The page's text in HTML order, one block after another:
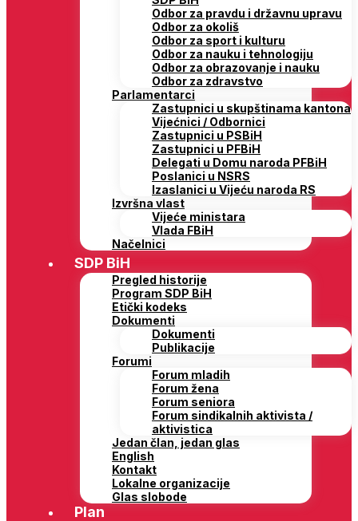
Odbor za pravdu i državnu upravu
Odbor za okoliš
Odbor za sport i kulturu
Odbor za nauku i tehnologiju
Odbor za obrazovanje i nauku
Odbor za zdravstvo
Parlamentarci
Zastupnici u skupštinama kantona
Vijećnici / Odbornici
Zastupnici u PSBiH
Zastupnici u PFBiH
Delegati u Domu naroda PFBiH
Poslanici u NSRS
Izaslanici u Vijeću naroda RS
Izvršna vlast
Vijeće ministara
Vlada FBiH
Načelnici
SDP BiH
Pregled historije
Program SDP BiH
Etički kodeks
Dokumenti
Dokumenti
Publikacije
Forumi
Forum mladih
Forum žena
Forum seniora
Forum sindikalnih aktivista /
aktivistica
Jedan član, jedan glas
English
Kontakt
Lokalne organizacije
Glas slobode
Plan